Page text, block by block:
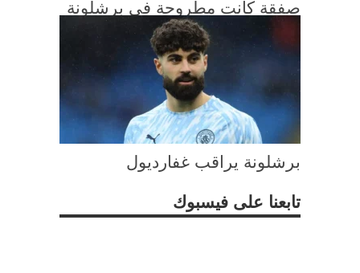
صفقة كانت مطروحة في برشلونة
برشلونة يراقب غفارديول
تابعنا على فيسبوك